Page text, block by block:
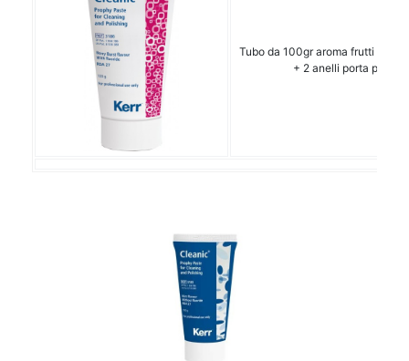
Tubo da 100gr aroma frutti rossi
+ 2 anelli porta pasta